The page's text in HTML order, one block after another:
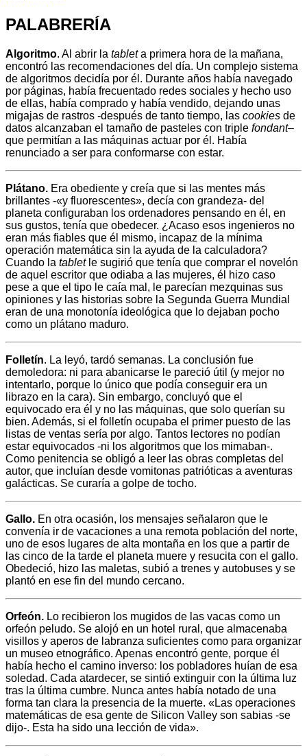
PALABRERÍA
Algoritmo. Al abrir la tableta primera hora de la mañana,
encontró las recomendaciones del día. Un complejo sistema
de algoritmos decidía por él. Durante años había navegado
por páginas, había frecuentado redes sociales y hecho uso
de ellas, había comprado y había vendido, dejando unas
migajas de rastros -después de tanto tiempo, las cookies de
datos alcanzaban el tamaño de pasteles con triple fondant–
que permitían a las máquinas actuar por él. Había
renunciado a ser para conformarse con estar.
Plátano. Era obediente y creía que si las mentes más
brillantes -«y fluorescentes», decía con grandeza- del
planeta configuraban los ordenadores pensando en él, en
sus gustos, tenía que obedecer. ¿Acaso esos ingenieros no
eran más fiables que él mismo, incapaz de la mínima
operación matemática sin la ayuda de la calculadora?
Cuando la tabletle sugirió que tenía que comprar el novelón
de aquel escritor que odiaba a las mujeres, él hizo caso
pese a que el tipo le caía mal, le parecían mezquinas sus
opiniones y las historias sobre la Segunda Guerra Mundial
eran de una monotonía ideológica que lo dejaban pocho
como un plátano maduro.
Folletín. La leyó, tardó semanas. La conclusión fue
demoledora: ni para abanicarse le pareció útil (y mejor no
intentarlo, porque lo único que podía conseguir era un
librazo en la cara). Sin embargo, concluyó que el
equivocado era él y no las máquinas, que solo querían su
bien. Además, si el folletín ocupaba el primer puesto de las
listas de ventas sería por algo. Tantos lectores no podían
estar equivocados -ni los algoritmos que los mimaban-.
Como penitencia se obligó a leer las obras completas del
autor, que incluían desde vomitonas patrióticas a aventuras
galácticas. Se curaría a golpe de tocho.
Gallo. En otra ocasión, los mensajes señalaron que le
convenía ir de vacaciones a una remota población del norte,
uno de esos lugares de alta montaña en los que a partir de
las cinco de la tarde el planeta muere y resucita con el gallo.
Obedeció, hizo las maletas, subió a trenes y autobuses y se
plantó en ese fin del mundo cercano.
Orfeón. Lo recibieron los mugidos de las vacas como un
orfeón peludo. Se alojó en un hotel rural, que almacenaba
visillos y aperos de labranza suficientes como para organizar
un museo etnográfico. Apenas encontró gente, porque él
había hecho el camino inverso: los pobladores huían de esa
soledad. Cada atardecer, se sintió extinguir con la última luz
tras la última cumbre. Nunca antes había notado de una
forma tan clara la presencia de la muerte. «Las operaciones
matemáticas de esa gente de Silicon Valley son sabias -se
dijo-. Esta ha sido una lección de vida».